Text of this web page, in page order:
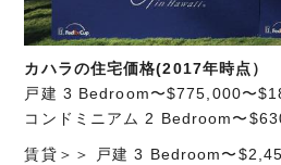
カハラの住宅価格(2017年時点）
戸建 3 Bedroom〜$775,000〜
コンドミニアム 2 Bedroom〜
賃貸＞＞ 戸建 3 Bedroom〜